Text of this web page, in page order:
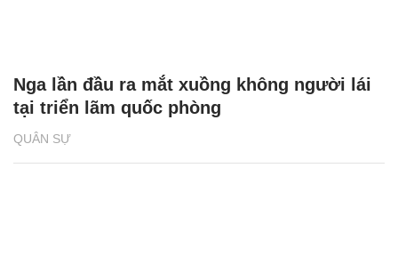
QUÂN SỰ
Nga lần đầu ra mắt xuồng không người lái
tại triển lãm quốc phòng